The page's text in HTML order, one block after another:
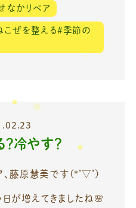
なかリペア
こぜを整える＃季節の
冷やす？
、藤原慧美です(*’▽’)
が増えてきましたね🌸